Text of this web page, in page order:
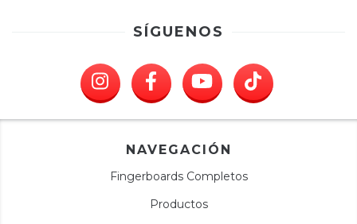
SÍGUENOS
NAVEGACIÓN
Fingerboards Completos
Productos